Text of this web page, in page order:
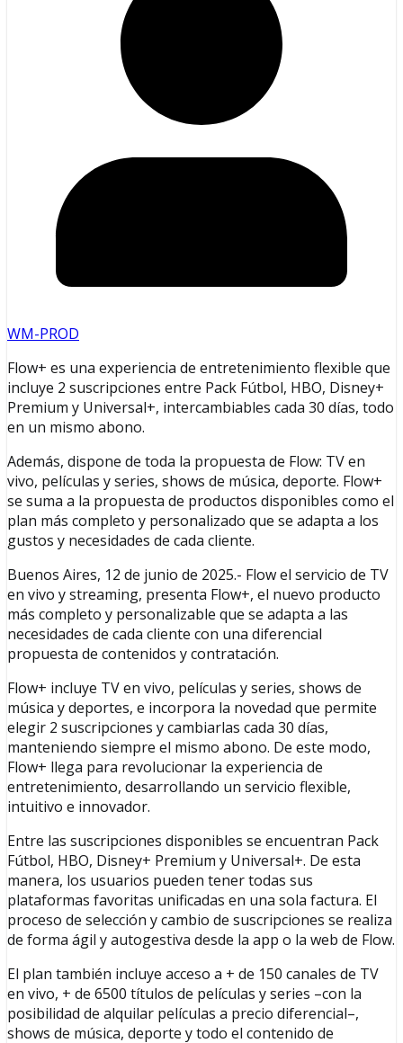
WM-PROD
Flow+ es una experiencia de entretenimiento flexible que
incluye 2 suscripciones entre Pack Fútbol, HBO, Disney+
Premium y Universal+, intercambiables cada 30 días, todo
en un mismo abono.
Además, dispone de toda la propuesta de Flow: TV en
vivo, películas y series, shows de música, deporte. Flow+
se suma a la propuesta de productos disponibles como el
plan más completo y personalizado que se adapta a los
gustos y necesidades de cada cliente.
Buenos Aires, 12 de junio de 2025.- Flow el servicio de TV
en vivo y streaming, presenta Flow+, el nuevo producto
más completo y personalizable que se adapta a las
necesidades de cada cliente con una diferencial
propuesta de contenidos y contratación.
Flow+ incluye TV en vivo, películas y series, shows de
música y deportes, e incorpora la novedad que permite
elegir 2 suscripciones y cambiarlas cada 30 días,
manteniendo siempre el mismo abono. De este modo,
Flow+ llega para revolucionar la experiencia de
entretenimiento, desarrollando un servicio flexible,
intuitivo e innovador.
Entre las suscripciones disponibles se encuentran Pack
Fútbol, HBO, Disney+ Premium y Universal+. De esta
manera, los usuarios pueden tener todas sus
plataformas favoritas unificadas en una sola factura. El
proceso de selección y cambio de suscripciones se realiza
de forma ágil y autogestiva desde la app o la web de Flow.
El plan también incluye acceso a + de 150 canales de TV
en vivo, + de 6500 títulos de películas y series –con la
posibilidad de alquilar películas a precio diferencial–,
shows de música, deporte y todo el contenido de